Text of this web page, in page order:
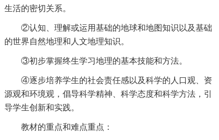
生活的密切关系。
②认知、理解或运用基础的地球和地图知识以及基础
的世界自然地理和人文地理知识。
③初步掌握终生学习地理的基本技能和方法。
④逐步培养学生的社会责任感以及科学的人口观、资
源观和环境观，倡导科学精神、科学态度和科学方法，引
导学生创新和实践。
教材的重点和难点重点：